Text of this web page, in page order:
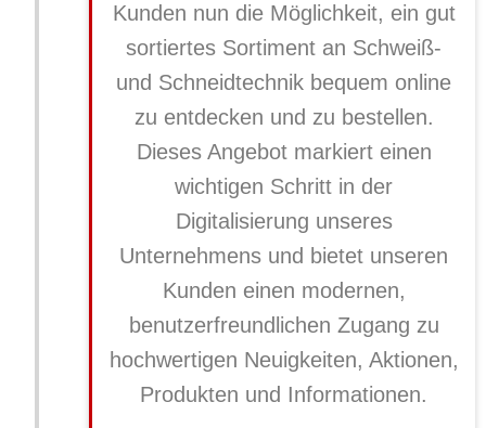
Kunden nun die Möglichkeit, ein gut
sortiertes Sortiment an Schweiß-
und Schneidtechnik bequem online
zu entdecken und zu bestellen.
Dieses Angebot markiert einen
wichtigen Schritt in der
Digitalisierung unseres
Unternehmens und bietet unseren
Kunden einen modernen,
benutzerfreundlichen Zugang zu
hochwertigen Neuigkeiten, Aktionen,
Produkten und Informationen.